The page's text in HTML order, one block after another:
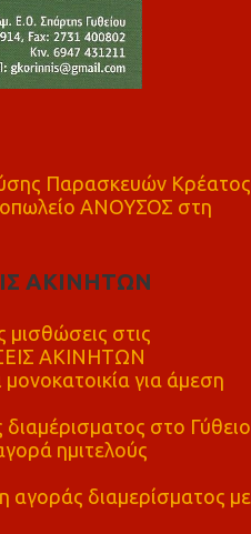
Παρασκευών Κρέατος
ΑΝΟΥΣΟΣ στη
ΑΚΙΝΗΤΩΝ
μισθώσεις στις
ΑΚΙΝΗΤΩΝ
για άμεση
στο Γύθειο
ημιτελούς
αγοράς διαμερίσματος με